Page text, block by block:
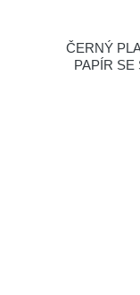
ČERNÝ
PAPÍR SE